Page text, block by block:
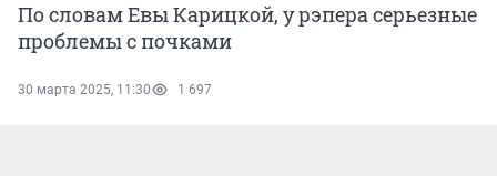
По словам Евы Карицкой, у рэпера серьезные
проблемы с почками
30 марта 2025, 11:30 1 697